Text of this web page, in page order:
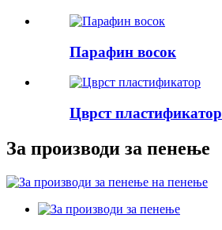
Парафин восок
Цврст пластификатор
За производи за пенење